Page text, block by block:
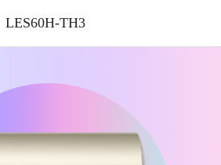
LES60H-TH3